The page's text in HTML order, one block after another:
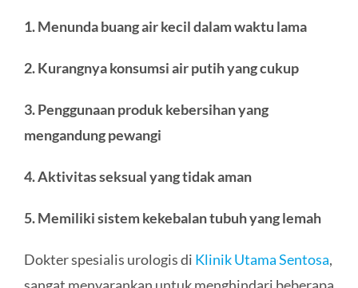
1. Menunda buang air kecil dalam waktu lama
2. Kurangnya konsumsi air putih yang cukup
3. Penggunaan produk kebersihan yang
mengandung pewangi
4. Aktivitas seksual yang tidak aman
5. Memiliki sistem kekebalan tubuh yang lemah
Dokter spesialis urologis di Klinik Utama Sentosa,